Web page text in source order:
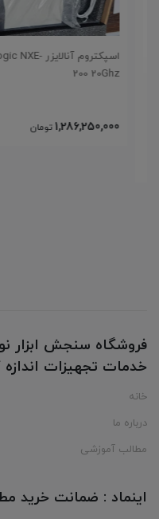
اسپکتروم آنالایزر Harogic NXE-
200 20Ghz
1,286,250,000 تومان
فروشگاه سنجش ابزار
خدمات تجهیزات اندازه
خانه
درباره ما
مطالب آموزشی
اینماد : ضمانت خرید